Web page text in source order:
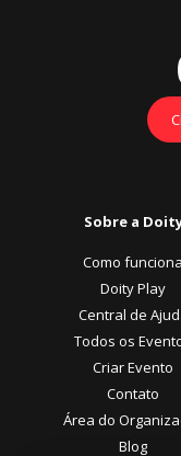
Sobre a
Como funciona
Doity Play
Central de
Todos os
Criar Evento
Contato
Área do
Blog